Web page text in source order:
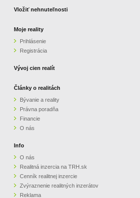
PARTNERI
OBCHODNÉ PODMIENKY
KONTAKT
Vložiť nehnuteľnosti
Moje reality
Prihlásenie
Registrácia
Vývoj cien realít
Články o realitách
Bývanie a reality
Právna poradňa
Financie
O nás
Info
O nás
Realitná inzercia na TRH.sk
Cenník realitnej inzercie
Zvýraznenie realitných inzerátov
Reklama